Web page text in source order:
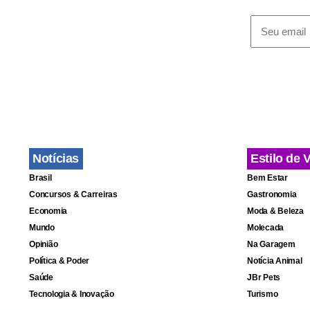
O
Ubiratan
horas.
Notícias
Brasil
Concursos & Carreiras
Economia
Mundo
Opinião
Política & Poder
Saúde
Tecnologia & Inovação
Estilo de
Bem Estar
Gastronomia
Moda & Beleza
Molecada
Na Garagem
Notícia Animal
JBr Pets
Turismo